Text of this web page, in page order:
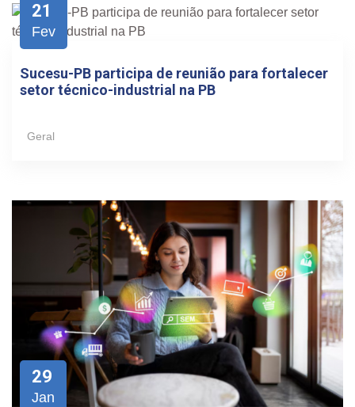
21
Fev
Sucesu-PB participa de reunião para fortalecer
setor técnico-industrial na PB
Geral
29
Jan